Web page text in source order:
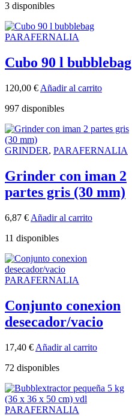
3 disponibles
PARAFERNALIA
Cubo 90 l bubblebag
120,00 € Añadir al carrito
997 disponibles
GRINDER, PARAFERNALIA
Grinder con iman 2
partes gris (30 mm)
6,87 € Añadir al carrito
11 disponibles
PARAFERNALIA
Conjunto conexion
desecador/vacio
17,40 € Añadir al carrito
72 disponibles
PARAFERNALIA